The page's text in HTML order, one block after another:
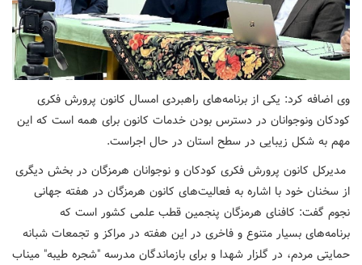
وی اضافه کرد: یکی از برنامه‌های راهبردی امسال کانون پرورش فکری
کودکان ونوجوانان در دسترس بودن خدمات کانون برای همه است که این
مهم به شکل زیبایی در سطح استان در حال اجراست.
مدیرکل کانون پرورش فکری کودکان و نوجوانان هرمزگان در بخش دیگری
از سخنان خود با اشاره به فعالیت‌های کانون هرمزگان در هفته جهانی
نجوم گفت: کافنای هرمزگان پنجمین قطب علمی کشور است که
برنامه‌های بسیار متنوع و فاخری در این هفته در مراکز و تجمعات شبانه
حمایتی مردم، در گلزار شهدا و برای بازماندگان مدرسه "شجره طیبه" میناب